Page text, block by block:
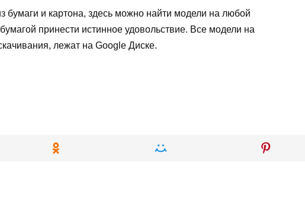
и картона, здесь можно найти модели на любой
принести истинное удовольствие. Все модели на
лежат на Google Диске.